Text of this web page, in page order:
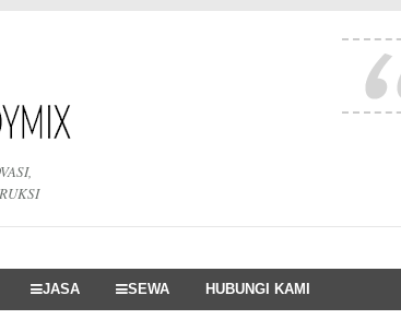
JASA SEWA HUBUNGI KAMI